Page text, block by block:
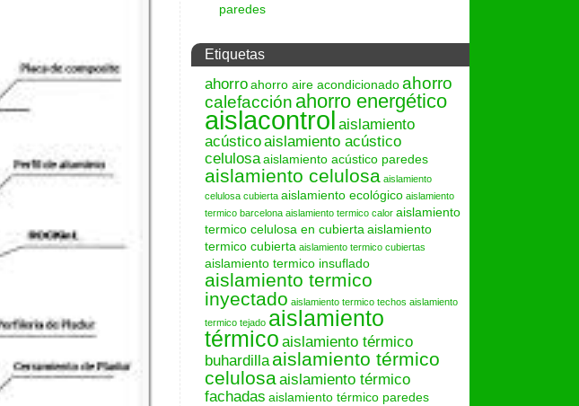
paredes
Etiquetas
ahorroahorro aire acondicionadoahorro
calefacción ahorro energético
aislacontrol aislamiento
acústicoaislamiento acústico
celulosaaislamiento acústico paredes
aislamiento celulosa aislamiento
celulosa cubierta aislamiento ecológico aislamiento
termico barcelona aislamiento termico calor aislamiento
termico celulosa en cubierta aislamiento
termico cubierta aislamiento termico cubiertas
aislamiento termico insuflado
aislamiento termico
inyectado aislamiento termico techos aislamiento
termico tejado aislamiento
térmico aislamiento térmico
buhardilla aislamiento térmico
celulosaaislamiento térmico
fachadas aislamiento térmico paredes